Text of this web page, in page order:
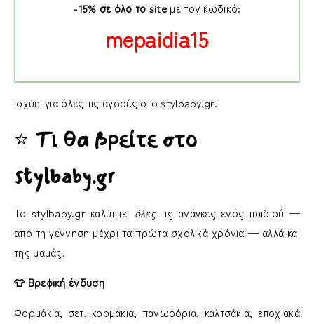
-15% σε όλο το site με τον κωδικό:
mepaidia15
Ισχύει για όλες τις αγορές στο stylbaby.gr.
⭐ Τι θα βρείτε στο
stylbaby.gr
Το stylbaby.gr καλύπτει όλεςτις ανάγκες ενός παιδιού —
από τη γέννηση μέχρι τα πρώτα σχολικά χρόνια — αλλά και
της μαμάς.
👕 Βρεφική ένδυση
Φορμάκια, σετ, κορμάκια, πανωφόρια, καλτσάκια, εποχιακά